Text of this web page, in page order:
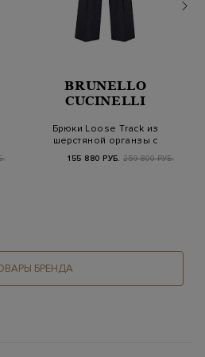
BRUNELLO
CUCINELLI
Брюки Loose Track из
шерстяной органзы с
155 880 РУБ. 259 800 РУБ.
БРЕНДА